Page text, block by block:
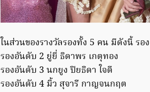
ในส่วนของรางวัลรองทั้ง 5 คน มีดังนี้ ร
รองอันดับ 2 ยู่ยี่ ธิดาพร เกตุทอง
รองอันดับ 3 นกยูง ปิยธิดา ใจดี
รองอันดับ 4 มิ้ว สุจารี กาญจนกฤต